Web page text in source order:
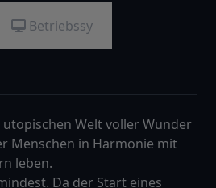
Betriebssy
Welt voller Wunder
Menschen in Harmonie mit
leben.
Da der Start eines